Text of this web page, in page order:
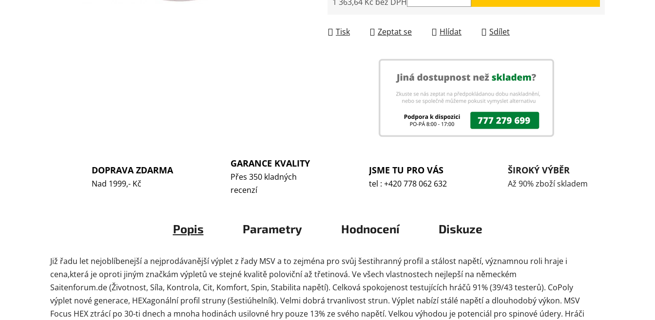
1 363,64 Kč bez DPH
Tisk Zeptat se Hlídat Sdílet
DOPRAVA ZDARMA
Nad 1999,- Kč
GARANCE KVALITY
Přes 350 kladných
recenzí
JSME TU PRO VÁS
tel : +420 778 062 632
ŠIROKÝ VÝBĚR
Až 90% zboží skladem
Popis Parametry Hodnocení Diskuze
Již řadu let nejoblíbenejší a nejprodávanější výplet z řady MSV a to zejména pro svůj šestihranný profil a stálost napětí, významnou roli hraje i
cena,která je oproti jiným značkám výpletů ve stejné kvalitě poloviční až třetinová. Ve všech vlastnostech nejlepší na německém
Saitenforum.de (Životnost, Síla, Kontrola, Cit, Komfort, Spin, Stabilita napětí). Celková spokojenost testujících hráčů 91% (39/43 testerů). CoPoly
výplet nové generace, HEXagonální profil struny (šestiúhelník). Velmi dobrá trvanlivost strun. Výplet nabízí stálé napětí a dlouhodobý výkon. MSV
Focus HEX ztrácí po 30-ti dnech a mnoha hodinách usilovné hry pouze 13% ze svého napětí. Velkou výhodou je potenciál pro spinové údery. Hráči